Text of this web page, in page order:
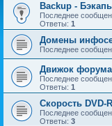
Backup -
Последнее
Ответы: 1
Домены
Последнее
Движок
Последнее
Ответы: 1
Скорость DVD-
Последнее
Ответы: 3